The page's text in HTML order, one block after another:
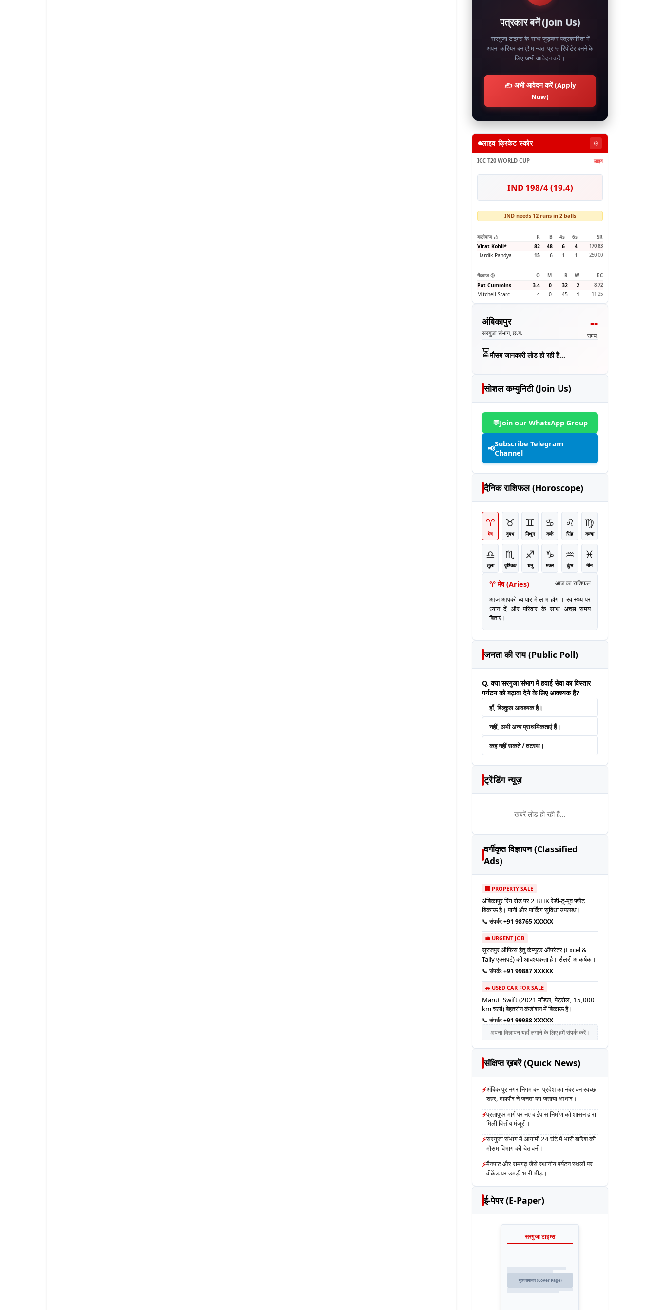
पत्रकार बनें (Join Us)
सरगुजा टाइम्स के साथ जुड़कर पत्रकारिता में
अपना करियर बनाएं! मान्यता प्राप्त रिपोर्टर बनने के
लिए अभी आवेदन करें।
✍️ अभी आवेदन करें (Apply
Now)
लाइव क्रिकेट स्कोर ⚙️
ICC T20 WORLD CUP लाइव
IND 198/4 (19.4)
IND needs 12 runs in 2 balls
बल्लेबाज 🏏 R B 4s 6s
SR
Virat Kohli* 82 48 6 4 170.83
Hardik Pandya 15 6 1 1 250.00
गेंदबाज 🥎 O M R W
EC
Pat Cummins
3.4 0 32 2 8.72
Mitchell Starc 4 0 45 1 11.25
अंबिकापुर
सरगुजा संभाग, छ.ग.
--
समय:
⏳मौसम जानकारी लोड हो रही है...
सोशल कम्युनिटी (Join Us)
💬Join our WhatsApp Group
📢Subscribe Telegram
Channel
दैनिक राशिफल (Horoscope)
♈
मेष
♉
वृषभ
♊
मिथुन
♋
कर्क
♌
सिंह
♍
कन्या
♎
तुला
♏
वृश्चिक
♐
धनु
♑
मकर
♒
कुंभ
♓
मीन
♈ मेष(Aries) आज का राशिफल
आज आपको व्यापार में लाभ होगा। स्वास्थ्य पर
ध्यान दें और परिवार के साथ अच्छा समय
बिताएं।
जनता की राय (Public Poll)
Q. क्या सरगुजा संभाग में हवाई सेवा का विस्तार
पर्यटन को बढ़ावा देने के लिए आवश्यक है?
हाँ, बिल्कुल आवश्यक है।
नहीं, अभी अन्य प्राथमिकताएं हैं।
कह नहीं सकते / तटस्थ।
ट्रेंडिंग न्यूज़
खबरें लोड हो रही हैं...
वर्गीकृत विज्ञापन (Classified
Ads)
🏢 PROPERTY SALE
अंबिकापुर रिंग रोड पर 2 BHK रेडी-टू-मूव फ्लैट
बिकाऊ है। पानी और पार्किंग सुविधा उपलब्ध।
📞 संपर्क:+91 98765 XXXXX
💼 URGENT JOB
सूरजपुर ऑफिस हेतु कंप्यूटर ऑपरेटर (Excel &
Tally एक्सपर्ट) की आवश्यकता है। सैलरी आकर्षक।
📞 संपर्क:+91 99887 XXXXX
🚗 USED CAR FOR SALE
Maruti Swift (2021 मॉडल, पेट्रोल, 15,000
km चली) बेहतरीन कंडीशन में बिकाऊ है।
📞 संपर्क:+91 99988 XXXXX
अपना विज्ञापन यहाँ लगाने के लिए हमें संपर्क करें।
संक्षिप्त ख़बरें (Quick News)
⚡अंबिकापुर नगर निगम बना प्रदेश का नंबर वन स्वच्छ
शहर, महापौर ने जनता का जताया आभार।
⚡प्रतापुपर मार्ग पर नए बाईपास निर्माण को शासन द्वारा
मिली वित्तीय मंजूरी।
⚡सरगुजा संभाग में आगामी 24 घंटे में भारी बारिश की
मौसम विभाग की चेतावनी।
⚡मैनपाट और रामगढ़ जैसे स्थानीय पर्यटन स्थलों पर
वीकेंड पर उमड़ी भारी भीड़।
ई-पेपर (E-Paper)
सरगुजा टाइम्स
मुख्य समाचार (Cover Page)